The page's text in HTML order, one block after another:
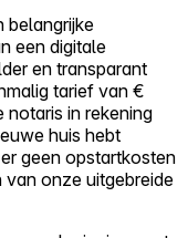
belangrijke
een digitale
en transparant
tarief van €
notaris in rekening
huis hebt
geen opstartkosten
onze uitgebreide